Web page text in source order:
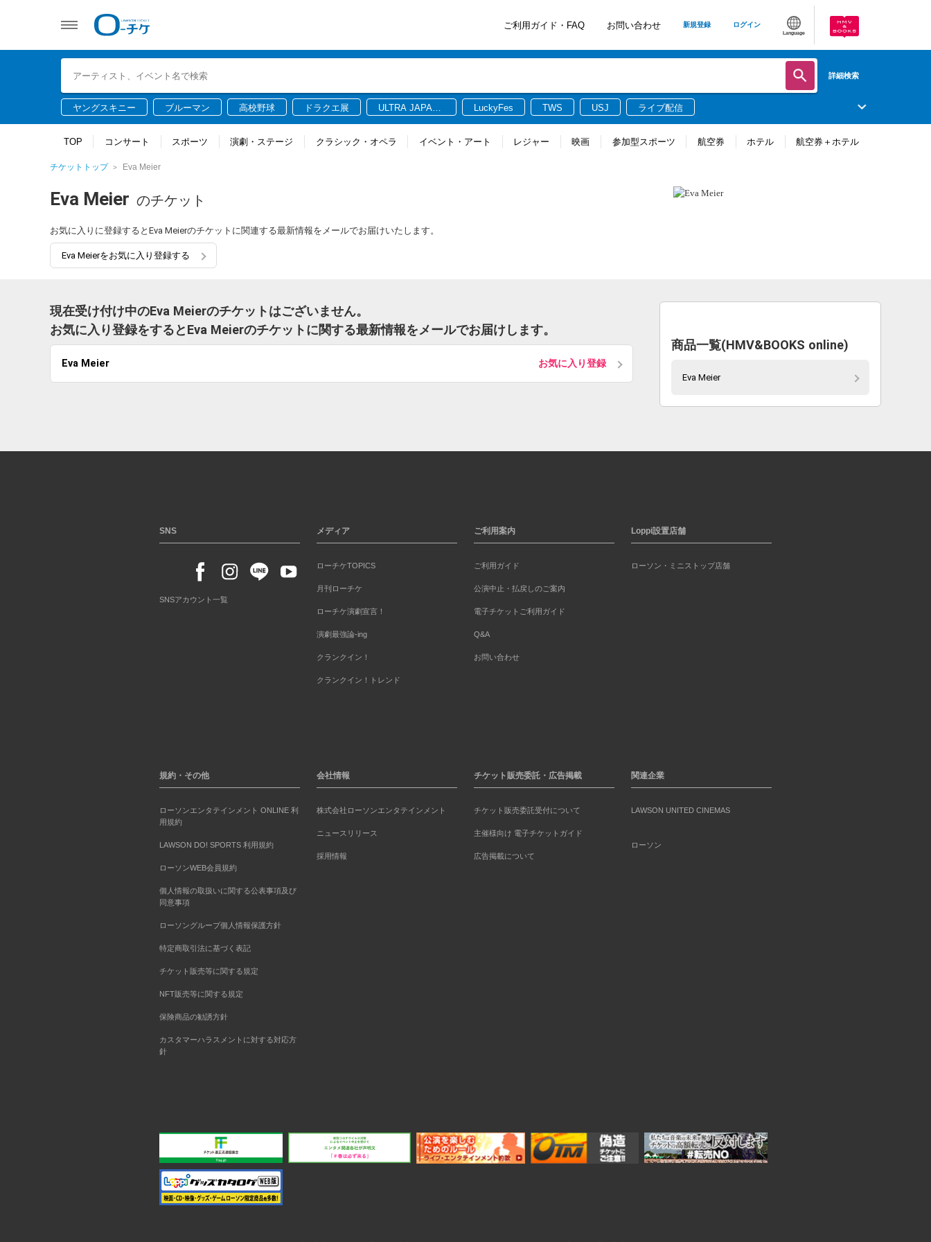
ご利用ガイド・FAQ お問い合わせ 新規登録 ログイン
Language
詳細検索
ヤングスキニー ブルーマン 高校野球 ドラクエ展
ULTRA JAPAN
LuckyFes TWS USJ ライブ配信
TOP コンサート スポーツ 演劇・ステージ クラシック・オペラ イベント・アート レジャー 映画 参加型スポーツ 航空券 ホテル 航空券＋ホテル
チケットトップ Eva Meier
Eva Meier のチケット
お気に入りに登録するとEva Meierのチケットに関連する最新情報をメールでお届けいたします。
Eva Meierをお気に入り登録する
現在受け付け中のEva Meierのチケットはございません。
お気に入り登録をするとEva Meierのチケットに関する最新情報をメールでお届けします。
Eva Meier お気に入り登録
商品一覧(HMV&BOOKS online)
Eva Meier
SNS
SNSアカウント一覧
メディア
ローチケTOPICS
月刊ローチケ
ローチケ演劇宣言！
演劇最強論-ing
クランクイン！
クランクイン！トレンド
ご利用案内
ご利用ガイド
公演中止・払戻しのご案内
電子チケットご利用ガイド
Q&A
お問い合わせ
Loppi設置店舗
ローソン・ミニストップ店舗
規約・その他
ローソンエンタテインメント ONLINE 利
用規約
LAWSON DO! SPORTS 利用規約
ローソンWEB会員規約
個人情報の取扱いに関する公表事項及び
同意事項
ローソングループ個人情報保護方針
特定商取引法に基づく表記
チケット販売等に関する規定
NFT販売等に関する規定
保険商品の勧誘方針
カスタマーハラスメントに対する対応方
針
会社情報
株式会社ローソンエンタテインメント
ニュースリリース
採用情報
チケット販売委託・広告掲載
チケット販売委託受付について
主催様向け 電子チケットガイド
広告掲載について
関連企業
LAWSON UNITED CINEMAS
ローソン